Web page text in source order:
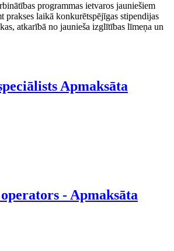
programmas ietvaros jauniešiem
prakses laikā konkurētspējīgas stipendijas
atkarībā no jaunieša izglītības līmeņa un
Apmaksāta
- Apmaksāta